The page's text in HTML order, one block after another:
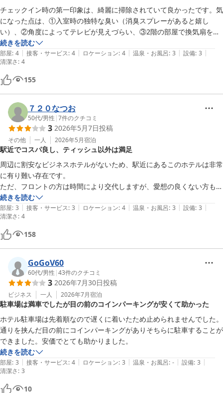
チェックイン時の第一印象は、綺麗に掃除されていて良かったです。気
になった点は、①入室時の独特な臭い（消臭スプレーがあると嬉し
い）、②角度によってテレビが見えづらい、③2階の部屋で換気扇を消
してもボイラー室らしき「ゴー」という音が響いていた点です。とはい
えコスパが高く、近隣にスーパーもあり便利なので、上記のの件をのぞ
けば除けば良いホテルだと思います。
続きを読む
部屋: 4 | 接客・サービス: 4 | ロケーション: 4 | 温泉・お風呂: 3 | 設備: 3 |
清潔さ: 4
155
７２０なつお
50代/男性 |7件のクチコミ
3 2026年5月7日投稿
その他 一人 2026年5月宿泊
駅近でコスパ良し、ティッシュ以外は満足
周辺に割安なビジネスホテルがないため、駅近にあるこのホテルは非常
に有り難い存在です。
ただ、フロントの方は時間により交代しますが、愛想の良くない方もい
るのであまり印象は良くないです。
部屋は至ってシンプルですが、清掃は行き届いており料金を考えるとコ
スパは良いと思います。
残念なのは、ポケットティッシュ。流石にボックスティッシュにしてく
れないかと。使い勝手が悪いので。
それ以外は特に不満はありませんでした。
続きを読む
部屋: 3 | 接客・サービス: 3 | ロケーション: 4 | 温泉・お風呂: 3 | 設備: 3 |
清潔さ: 4
158
GoGoV60
60代/男性 |43件のクチコミ
3 2026年7月30日投稿
ビジネス 一人 2026年7月宿泊
駐車場は満車でしたが目の前のコインパーキングが安くて助かった
ホテル駐車場は先着順なので遅くに着いたため止められませんでした。
通りを挟んだ目の前にコインパーキングがありそちらに駐車することが
できました。安価でとても助かりました。
続きを読む
部屋: 3 | 接客・サービス: 4 | ロケーション: 3 | 温泉・お風呂: - | 設備: 3 |
清潔さ: 3
10